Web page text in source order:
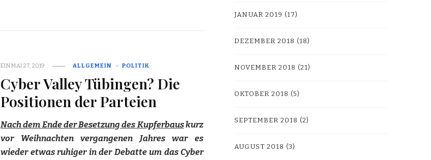
EINMAI 27, 2019 ALLGEMEIN POLITIK
Cyber Valley Tübingen? Die
Positionen der Parteien
Nach dem Ende der Besetzung des Kupferbauskurz
vor Weihnachten vergangenen Jahres war es
wieder etwas ruhiger in der Debatte um das Cyber
JANUAR 2019 (17)
DEZEMBER 2018 (18)
NOVEMBER 2018 (21)
OKTOBER 2018 (5)
SEPTEMBER 2018 (2)
AUGUST 2018 (3)